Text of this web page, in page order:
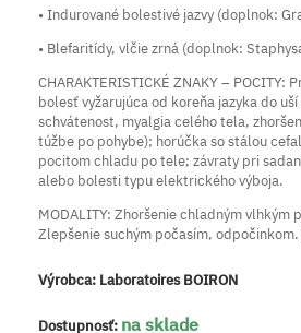
• Indurované bolestivé jazvy (doplnok:
• Blefaritídy, vlčie zrná (doplnok:
CHARAKTERISTICKÉ ZNAKY – POCITY:
bolesť vyžarujúca od koreňa jazyka do
schvátenost, myalgia celého tela,
túžbe po pohybe); horúčka so stálou
pocitom chladu po tele; závraty pri
alebo bolesti typu elektrického výboja.
MODALITY: Zhoršenie chladným vlhkým
Zlepšenie suchým počasím, odpočinkom.
Výrobca: Laboratoires BOIRON
Dostupnosť: na sklade